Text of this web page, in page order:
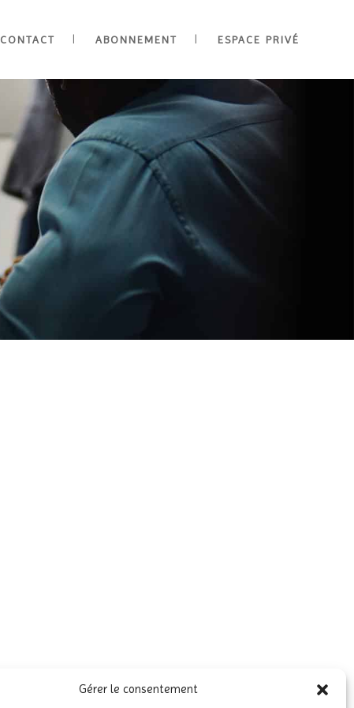
Gérer le consentement
CONTACT ABONNEMENT ESPACE PRIVÉ
Palais de Justice de BASTIA